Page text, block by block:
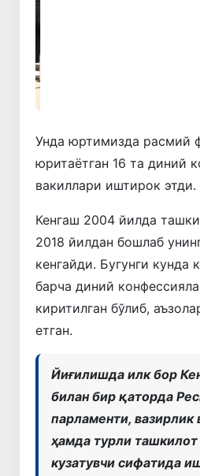
Унда юртимизда расмий
юритаётган 16 та диний
вакиллари иштирок этди.
Кенгаш 2004 йилда
2018 йилдан бошлаб
кенгайди. Бугунги кунда
барча диний
киритилган бўлиб,
етган.
Йиғилишда илк бор
билан бир қаторда
парламенти, вазирлик
ҳамда турли
кузатувчи сифатида